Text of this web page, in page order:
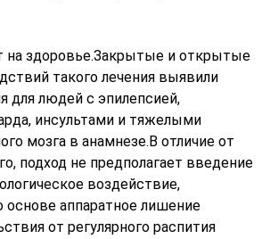
на здоровье.Закрытые и открытые
такого лечения выявили
для людей с эпилепсией,
инсультами и тяжелыми
мозга в анамнезе.В отличие от
подход не предполагает введение
воздействие,
основе аппаратное лишение
от регулярного распития